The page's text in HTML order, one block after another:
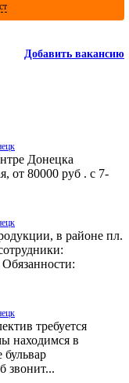
Добавить вакансию
Донецка
от 80000 руб . с 7-
в районе пл.
требуется
находимся в
звонит...